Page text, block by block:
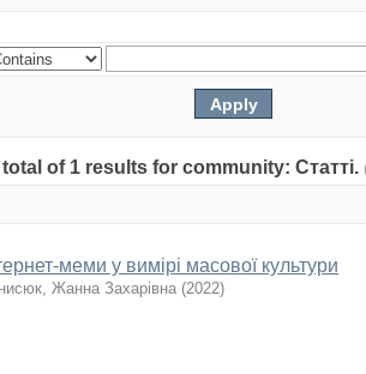
of 1 results for community: Статті.
меми у вимірі масової культури
Жанна Захарівна (2022)